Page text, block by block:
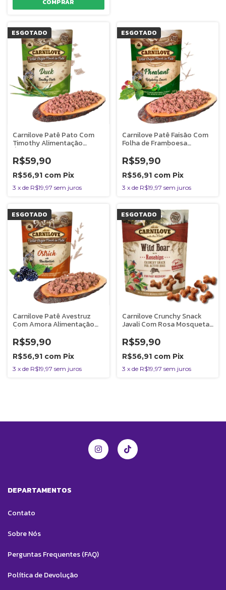
ESGOTADO
Carnilove Patê Pato Com
Timothy Alimentação
Úmida Natural Para Cães
300g
R$59,90
R$56,91 com Pix
3 x de R$19,97 sem juros
ESGOTADO
Carnilove Patê Faisão Com
Folha de Framboesa
Alimentação Úmida Natural
Para Cães 300g
R$59,90
R$56,91 com Pix
3 x de R$19,97 sem juros
ESGOTADO
Carnilove Patê Avestruz
Com Amora Alimentação
300g
R$59,90
R$56,91 com Pix
3 x de R$19,97 sem juros
ESGOTADO
Carnilove Crunchy Snack
Javali Com Rosa Mosqueta
Para Cães 200g
R$59,90
R$56,91 com Pix
3 x de R$19,97 sem juros
DEPARTAMENTOS
Contato
Sobre Nós
Perguntas Frequentes (FAQ)
Política de Devolução